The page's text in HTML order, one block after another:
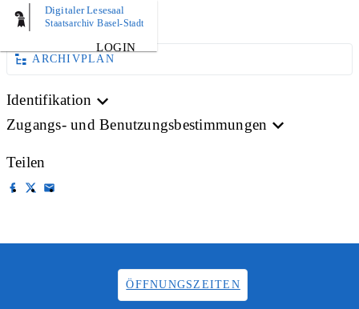
Digitaler Lesesaal
Staatsarchiv Basel-Stadt
LOGIN
AKTE
ARCHIVPLAN
Identifikation
Zugangs- und Benutzungsbestimmungen
Teilen
ÖFFNUNGSZEITEN